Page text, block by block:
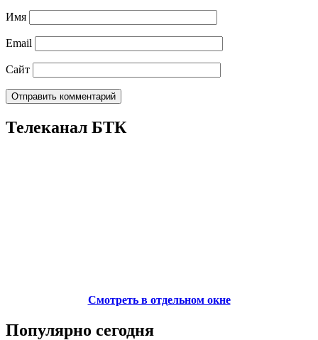
Имя
Email
Сайт
Телеканал БТК
Смотреть в отдельном окне
Популярно сегодня